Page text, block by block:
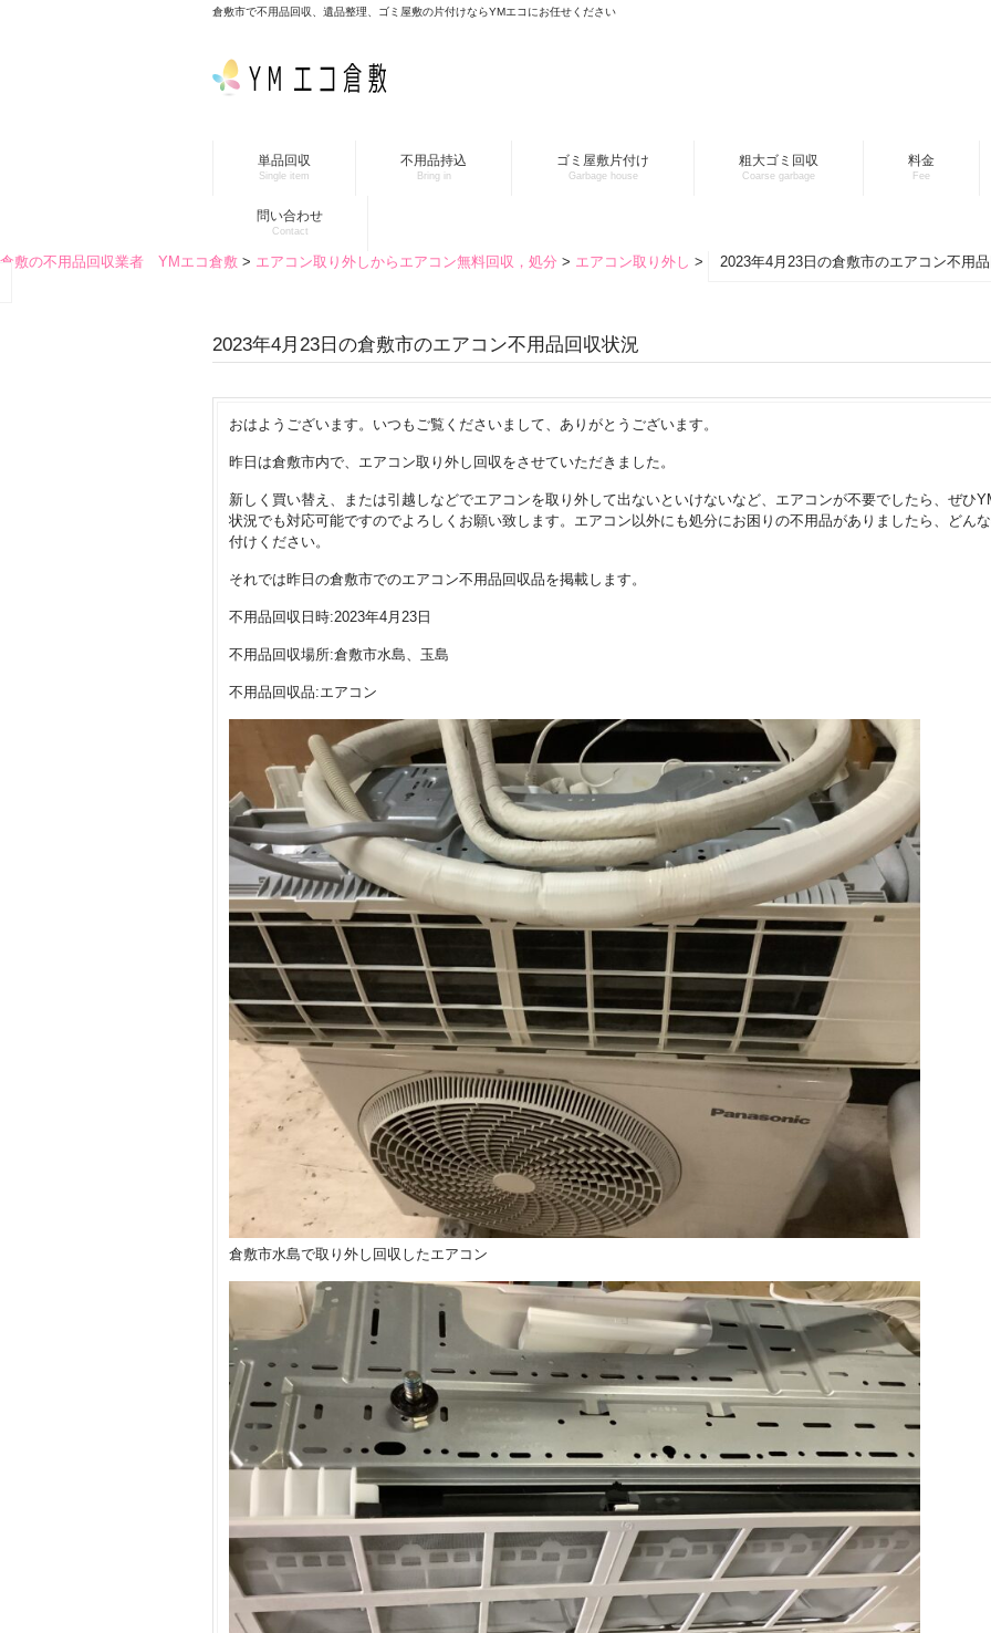
倉敷市で不用品回収、遺品整理、ゴミ屋敷の片付けならYMエコにお任せください
単品回収
Single item
不用品持込
Bring in
ゴミ屋敷片付け
Garbage house
粗大ゴミ回収
Coarse garbage
料金
Fee
問い合わせ
Contact
倉敷の不用品回収業者 YMエコ倉敷 > エアコン取り外しからエアコン無料回収，処分 > エアコン取り外し > 2023年4月23日の倉敷市のエアコン不用
2023年4月23日の倉敷市のエアコン不用品回収状況
おはようございます。いつもご覧くださいまして、ありがとうございます。
昨日は倉敷市内で、エアコン取り外し回収をさせていただきました。
新しく買い替え、または引越しなどでエアコンを取り外して出ないといけないなど、エアコンが不要でしたら、ぜひ
状況でも対応可能ですのでよろしくお願い致します。エアコン以外にも処分にお困りの不用品がありましたら、どん
付けください。
それでは昨日の倉敷市でのエアコン不用品回収品を掲載します。
不用品回収日時:2023年4月23日
不用品回収場所:倉敷市水島、玉島
不用品回収品:エアコン
倉敷市水島で取り外し回収したエアコン